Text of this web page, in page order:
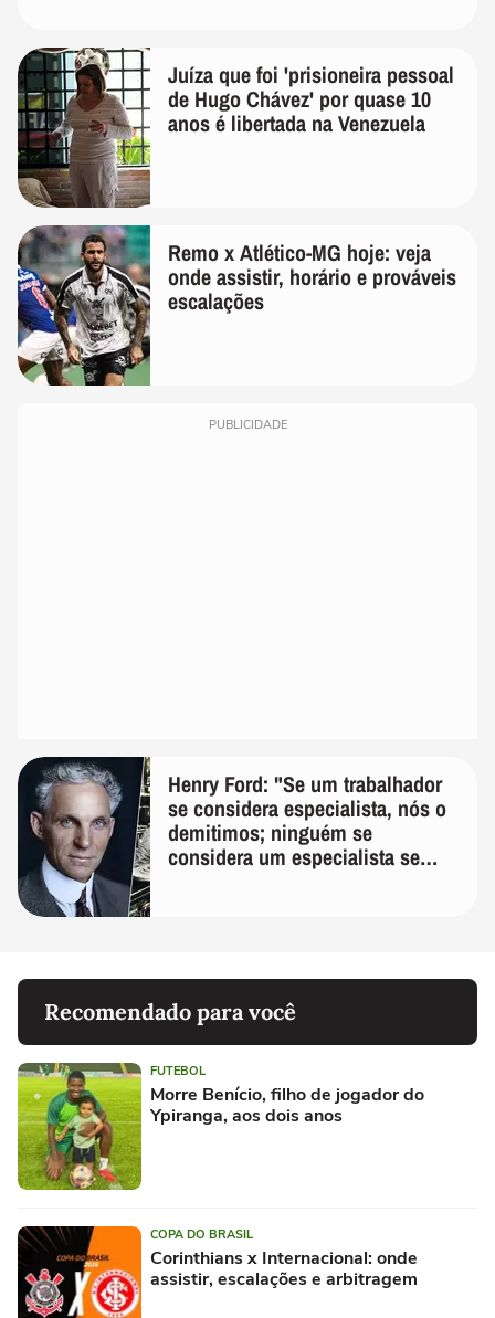
Juíza que foi 'prisioneira pessoal
de Hugo Chávez' por quase 10
anos é libertada na Venezuela
Remo x Atlético-MG hoje: veja
onde assistir, horário e prováveis
escalações
PUBLICIDADE
Henry Ford: "Se um trabalhador
se considera especialista, nós o
demitimos; ninguém se
considera um especialista se
Recomendado para você
FUTEBOL
Morre Benício, filho de jogador do
Ypiranga, aos dois anos
COPA DO BRASIL
Corinthians x Internacional: onde
assistir, escalações e arbitragem